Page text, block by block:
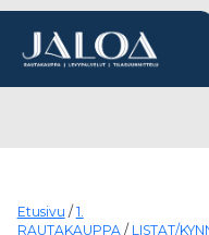
Päävalikko
Etusivu / 1.
RAUTAKAUPPA/ LISTAT/